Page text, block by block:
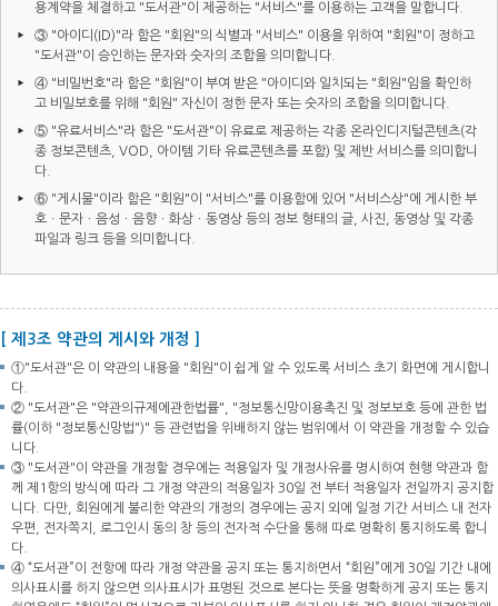
용계약을 체결하고 "도서관"이 제공하는 "서비스"를 이용하는 고객을 말합니다.
③ "아이디(ID)"라 함은 "회원"의 식별과 "서비스" 이용을 위하여 "회원"이 정하고
"도서관"이 승인하는 문자와 숫자의 조합을 의미합니다.
④ "비밀번호"라 함은 "회원"이 부여 받은 "아이디와 일치되는 "회원"임을 확인하
고 비밀보호를 위해 "회원" 자신이 정한 문자 또는 숫자의 조합을 의미합니다.
⑤ "유료서비스"라 함은 "도서관"이 유료로 제공하는 각종 온라인디지털콘텐츠(각
종 정보콘텐츠, VOD, 아이템 기타 유료콘텐츠를 포함) 및 제반 서비스를 의미합니
다.
⑥ "게시물"이라 함은 "회원"이 "서비스"를 이용함에 있어 "서비스상"에 게시한 부
호ㆍ문자ㆍ음성ㆍ음향ㆍ화상ㆍ동영상 등의 정보 형태의 글, 사진, 동영상 및 각종
파일과 링크 등을 의미합니다.
[ 제3조 약관의 게시와 개정 ]
①"도서관"은 이 약관의 내용을 "회원"이 쉽게 알 수 있도록 서비스 초기 화면에 게시합니
다.
② "도서관"은 "약관의규제에관한법률", "정보통신망이용촉진 및 정보보호 등에 관한 법
률(이하 "정보통신망법")" 등 관련법을 위배하지 않는 범위에서 이 약관을 개정할 수 있습
니다.
③ "도서관"이 약관을 개정할 경우에는 적용일자 및 개정사유를 명시하여 현행 약관과 함
께 제1항의 방식에 따라 그 개정 약관의 적용일자 30일 전 부터 적용일자 전일까지 공지합
니다. 다만, 회원에게 불리한 약관의 개정의 경우에는 공지 외에 일정 기간 서비스 내 전자
우편, 전자쪽지, 로그인시 동의 창 등의 전자적 수단을 통해 따로 명확히 통지하도록 합니
다.
④ “도서관”이 전항에 따라 개정 약관을 공지 또는 통지하면서 “회원”에게 30일 기간 내에
의사표시를 하지 않으면 의사표시가 표명된 것으로 본다는 뜻을 명확하게 공지 또는 통지